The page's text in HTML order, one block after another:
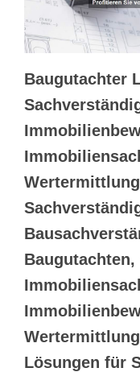
Baugutachter
Lösungen für